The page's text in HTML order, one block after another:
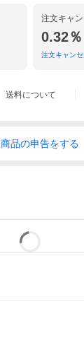
注文キャ
0.32％
注文キャン
送料について
商品の申告をする